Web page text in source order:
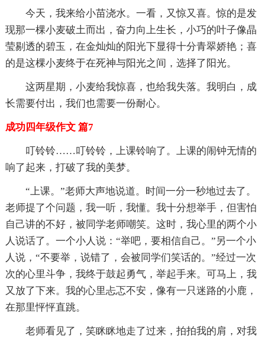
今天，我来给小苗浇水。一看，又惊又喜。惊的是发
现那一棵小麦破土而出，奋力向上生长，小巧的叶子像晶
莹剔透的碧玉，在金灿灿的阳光下显得十分青翠娇艳；喜
的是这棵小麦终于在死神与阳光之间，选择了阳光。
这两星期，小麦给我惊喜，也给我失落。我明白，成
长需要付出，我们也需要一份耐心。
成功四年级作文 篇7
叮铃铃……叮铃铃，上课铃响了。上课的闹钟无情的
响了起来，打破了我的美梦。
“上课。”老师大声地说道。时间一分一秒地过去了。
老师提了个问题，我一听，我懂。我十分想举手，但害怕
自己讲的不好，被同学老师嘲笑。这时，我心里的两个小
人说话了。一个小人说：“举吧，要相信自己。”另一个小
人说，“不要举，说错了，会被同学们笑话的。”经过一次
次的心里斗争，我终于鼓起勇气，举起手来。可马上，我
又放了下来。我的心里忐忑不安，像有一只迷路的小鹿，
在那里怦怦直跳。
老师看见了，笑眯眯地走了过来，拍拍我的肩，对我